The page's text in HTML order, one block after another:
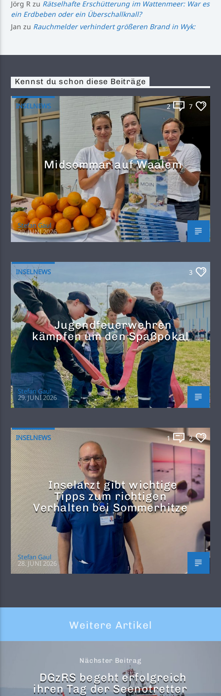
Jörg R zu Rätselhafte Erschütterung im Wattenmeer: War es
ein Erdbeben oder ein Überschallknall?
Jan zu Rauchmelder verhindert größeren Brand in Wyk:
Kennst du schon diese Beiträge
INSELNEWS 2 7
Midsommar auf Waalem
Stefan Gaul
29. JUNI 2026
INSELNEWS 3
Jugendfeuerwehren
kämpfen um den Spaßpokal
Stefan Gaul
29. JUNI 2026
INSELNEWS 1 2
Inselarzt gibt wichtige
Tipps zum richtigen
Verhalten bei Sommerhitze
Stefan Gaul
28. JUNI 2026
Weitere Artikel
Nächster Beitrag
DGzRS begeht erfolgreich
ihren Tag der Seenotretter